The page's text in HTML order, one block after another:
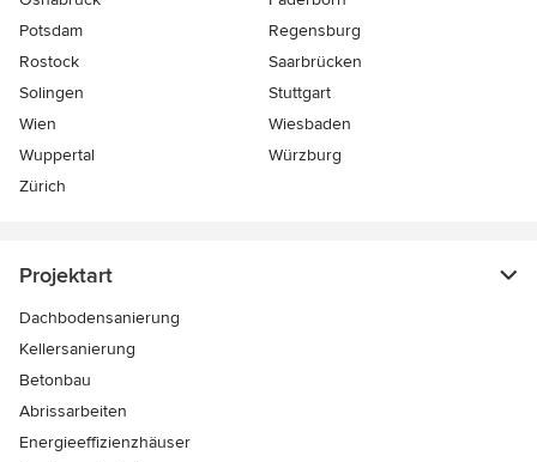
Potsdam
Regensburg
Rostock
Saarbrücken
Solingen
Stuttgart
Wien
Wiesbaden
Wuppertal
Würzburg
Zürich
Projektart
Dachbodensanierung
Kellersanierung
Betonbau
Abrissarbeiten
Energieeffizienzhäuser